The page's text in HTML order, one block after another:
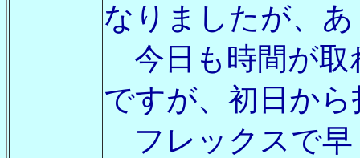
なりましたが、
今日も時間が取
ですが、初日か
フレックスで早